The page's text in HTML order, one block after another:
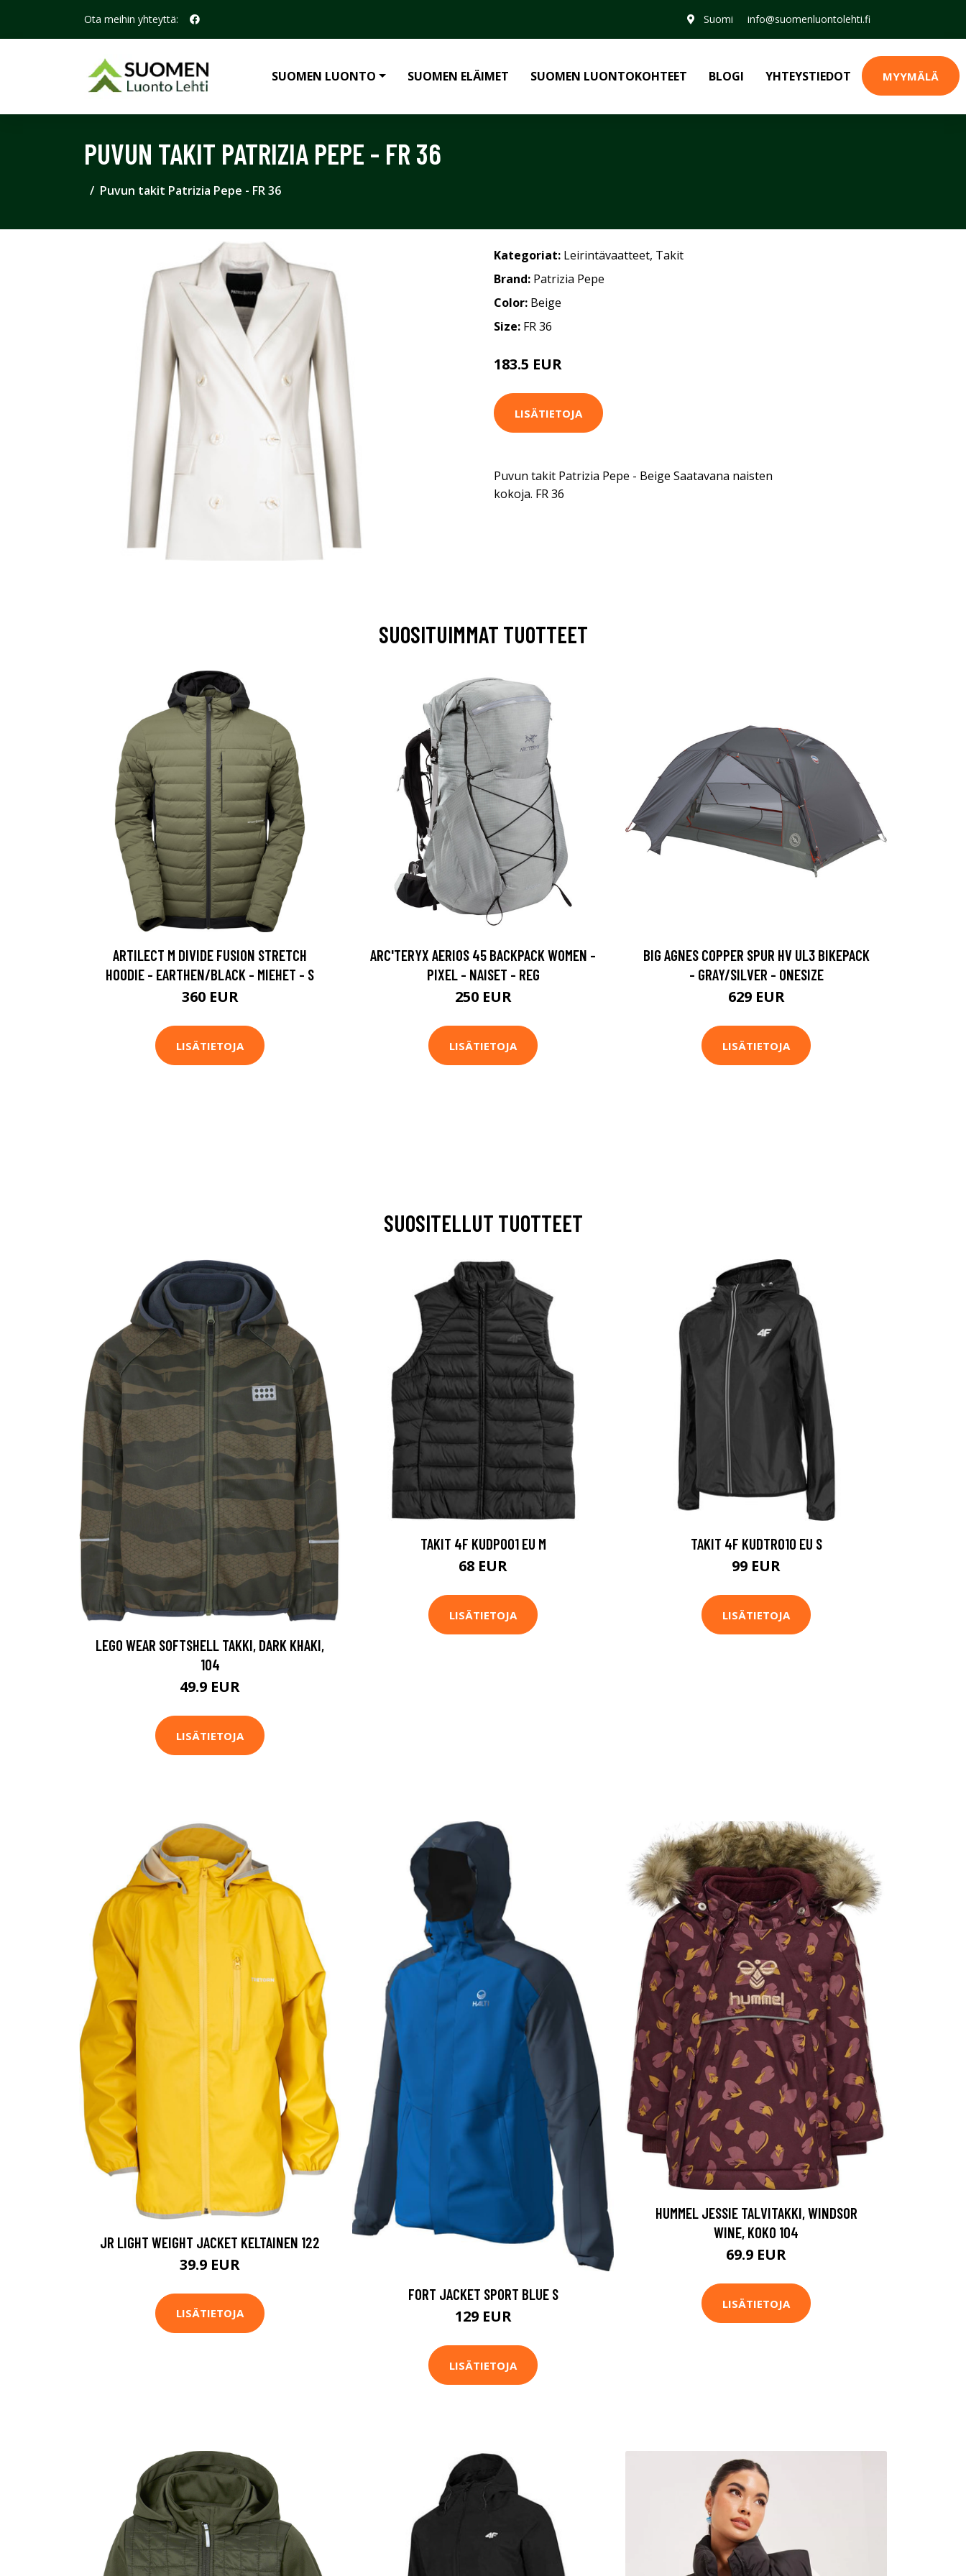
Ota meihin yhteyttä: Suomi info@suomenluontolehti.fi
SUOMEN LUONTO SUOMEN ELÄIMET SUOMEN LUONTOKOHTEET BLOGI YHTEYSTIEDOT MYYMÄLÄ
PUVUN TAKIT PATRIZIA PEPE - FR 36
Puvun takit Patrizia Pepe - FR 36
Kategoriat: Leirintävaatteet, Takit
Brand: Patrizia Pepe
Color: Beige
Size: FR 36
183.5 EUR
LISÄTIETOJA
Puvun takit Patrizia Pepe - Beige Saatavana naisten
kokoja. FR 36
SUOSITUIMMAT TUOTTEET
ARTILECT M DIVIDE FUSION STRETCH
HOODIE - EARTHEN/BLACK - MIEHET - S
360 EUR
LISÄTIETOJA
ARC'TERYX AERIOS 45 BACKPACK WOMEN -
PIXEL - NAISET - REG
250 EUR
LISÄTIETOJA
BIG AGNES COPPER SPUR HV UL3 BIKEPACK
- GRAY/SILVER - ONESIZE
629 EUR
LISÄTIETOJA
SUOSITELLUT TUOTTEET
LEGO WEAR SOFTSHELL TAKKI, DARK KHAKI,
104
49.9 EUR
LISÄTIETOJA
TAKIT 4F KUDP001 EU M
68 EUR
LISÄTIETOJA
TAKIT 4F KUDTR010 EU S
99 EUR
LISÄTIETOJA
JR LIGHT WEIGHT JACKET KELTAINEN 122
39.9 EUR
LISÄTIETOJA
FORT JACKET SPORT BLUE S
129 EUR
LISÄTIETOJA
HUMMEL JESSIE TALVITAKKI, WINDSOR
WINE, KOKO 104
69.9 EUR
LISÄTIETOJA